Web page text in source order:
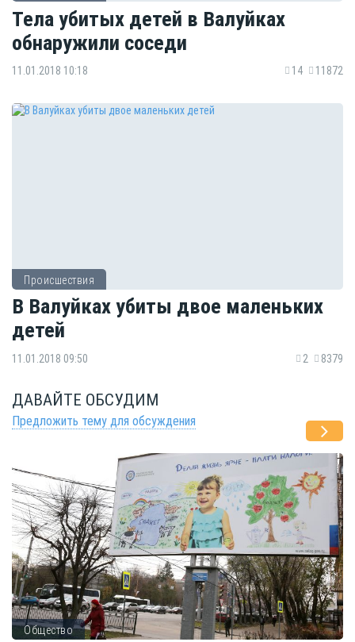
Тела убитых детей в Валуйках
обнаружили соседи
11.01.2018 10:18 14 11872
Происшествия
В Валуйках убиты двое маленьких
детей
11.01.2018 09:50 2 8379
ДАВАЙТЕ ОБСУДИМ
Предложить тему для обсуждения
Общество